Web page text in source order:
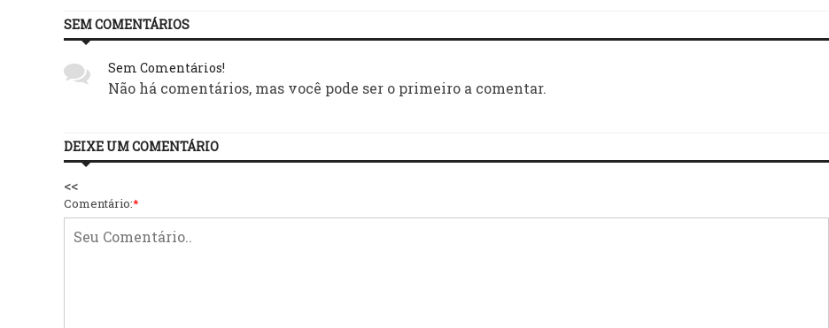
SEM COMENTÁRIOS
Sem Comentários!
Não há comentários, mas você pode ser o primeiro a comentar.
DEIXE UM COMENTÁRIO
<<
Comentário:*